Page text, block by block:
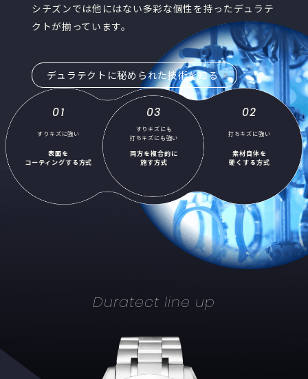
シチズンでは他にはない多彩な個性を持ったデュラテ
クトが揃っています。
デュラテクトに秘められた技術を知る
01
すりキズに強い
表面を
コーティングする方式
02
打ちキズに強い
素材自体を
硬くする方式
03
すりキズにも
打ちキズにも強い
両方を複合的に
施す方式
Duratect line up